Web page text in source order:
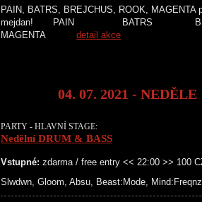
PAIN, BATRS, BREJCHUS, ROOK, MAGENTA
mejdan! PAIN BATRS
MAGENTA detail akce
04. 07. 2021 - NEDĚLE
PARTY - HLAVNÍ STAGE:
Nedělní DRUM & BASS
Vstupné: zdarma / free entry << 22:00 >> 100
Slwdwn, Gloom, Absu, Beast:Mode,